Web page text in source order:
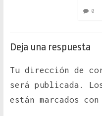
0
Deja una respuesta
Tu dirección de
será publicada.
están marcados con